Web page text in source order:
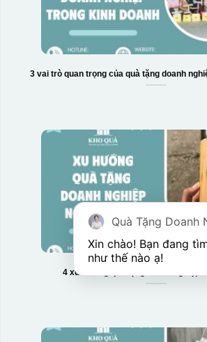
3 vai trò quan trọng của quà tặng doanh
4 xu hướng quà tặng doanh nghiệp
Quà Tặng Doanh
Xin chào! Bạn đang
như thế nào ạ!